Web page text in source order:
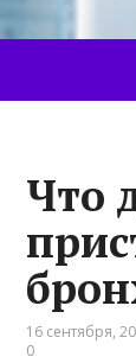
Что
16 сентября,
0